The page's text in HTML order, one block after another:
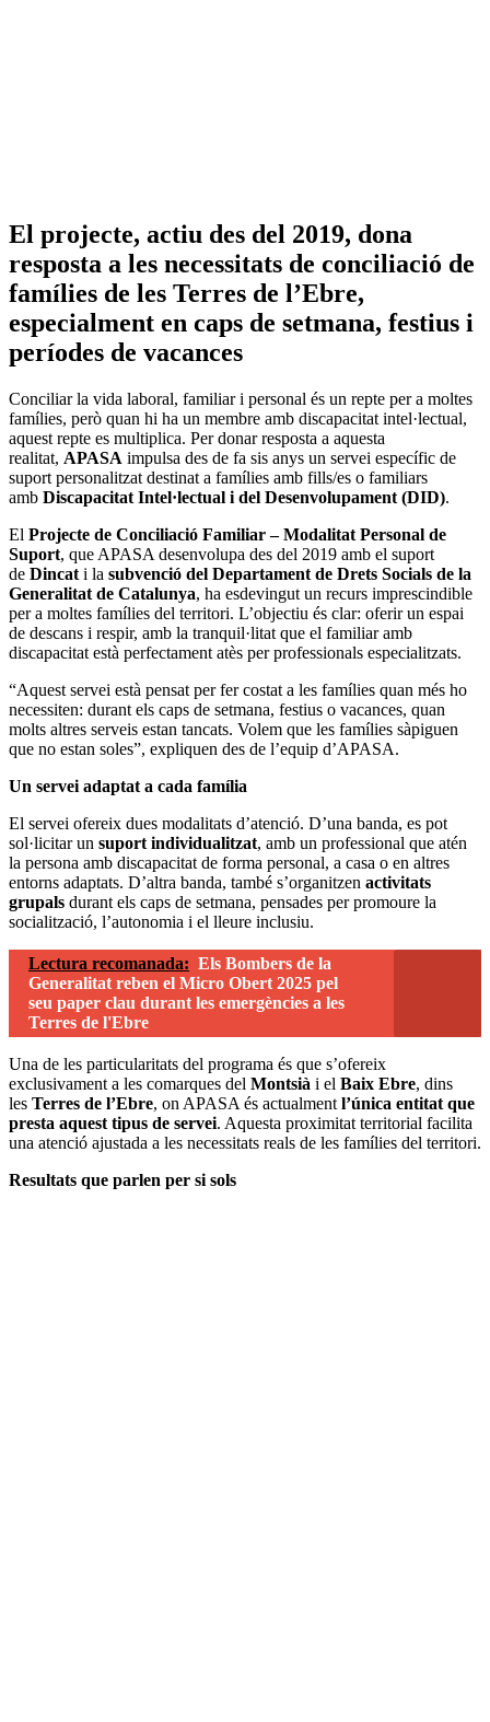
El projecte, actiu des del 2019, dona
resposta a les necessitats de conciliació de
famílies de les Terres de l’Ebre,
especialment en caps de setmana, festius i
períodes de vacances
Conciliar la vida laboral, familiar i personal és un repte per a moltes
famílies, però quan hi ha un membre amb discapacitat intel·lectual,
aquest repte es multiplica. Per donar resposta a aquesta
realitat, APASA impulsa des de fa sis anys un servei específic de
suport personalitzat destinat a famílies amb fills/es o familiars
amb Discapacitat Intel·lectual i del Desenvolupament (DID).
El Projecte de Conciliació Familiar – Modalitat Personal de
Suport, que APASA desenvolupa des del 2019 amb el suport
de Dincat i la subvenció del Departament de Drets Socials de la
Generalitat de Catalunya, ha esdevingut un recurs imprescindible
per a moltes famílies del territori. L’objectiu és clar: oferir un espai
de descans i respir, amb la tranquil·litat que el familiar amb
discapacitat està perfectament atès per professionals especialitzats.
“Aquest servei està pensat per fer costat a les famílies quan més ho
necessiten: durant els caps de setmana, festius o vacances, quan
molts altres serveis estan tancats. Volem que les famílies sàpiguen
que no estan soles”, expliquen des de l’equip d’APASA.
Un servei adaptat a cada família
El servei ofereix dues modalitats d’atenció. D’una banda, es pot
sol·licitar un suport individualitzat, amb un professional que atén
la persona amb discapacitat de forma personal, a casa o en altres
entorns adaptats. D’altra banda, també s’organitzen activitats
grupals durant els caps de setmana, pensades per promoure la
socialització, l’autonomia i el lleure inclusiu.
Lectura recomanada: Els Bombers de la
Generalitat reben el Micro Obert 2025 pel
seu paper clau durant les emergències a les
Terres de l'Ebre
Una de les particularitats del programa és que s’ofereix
exclusivament a les comarques del Montsià i el Baix Ebre, dins
les Terres de l’Ebre, on APASA és actualment l’única entitat que
presta aquest tipus de servei. Aquesta proximitat territorial facilita
una atenció ajustada a les necessitats reals de les famílies del territori.
Resultats que parlen per si sols